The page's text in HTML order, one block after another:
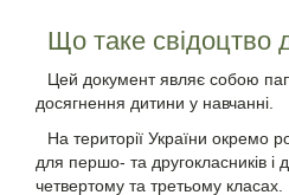
Що таке свідоцтво
Цей документ являє собою
досягнення дитини у навчанні.
На території України окремо
для першо- та другокласників і
четвертому та третьому